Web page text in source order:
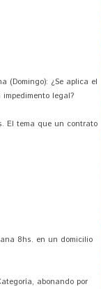
(Domingo): ¿Se aplica el
legal?
El tema que un contrato
8hs. en un domicilio
abonando por